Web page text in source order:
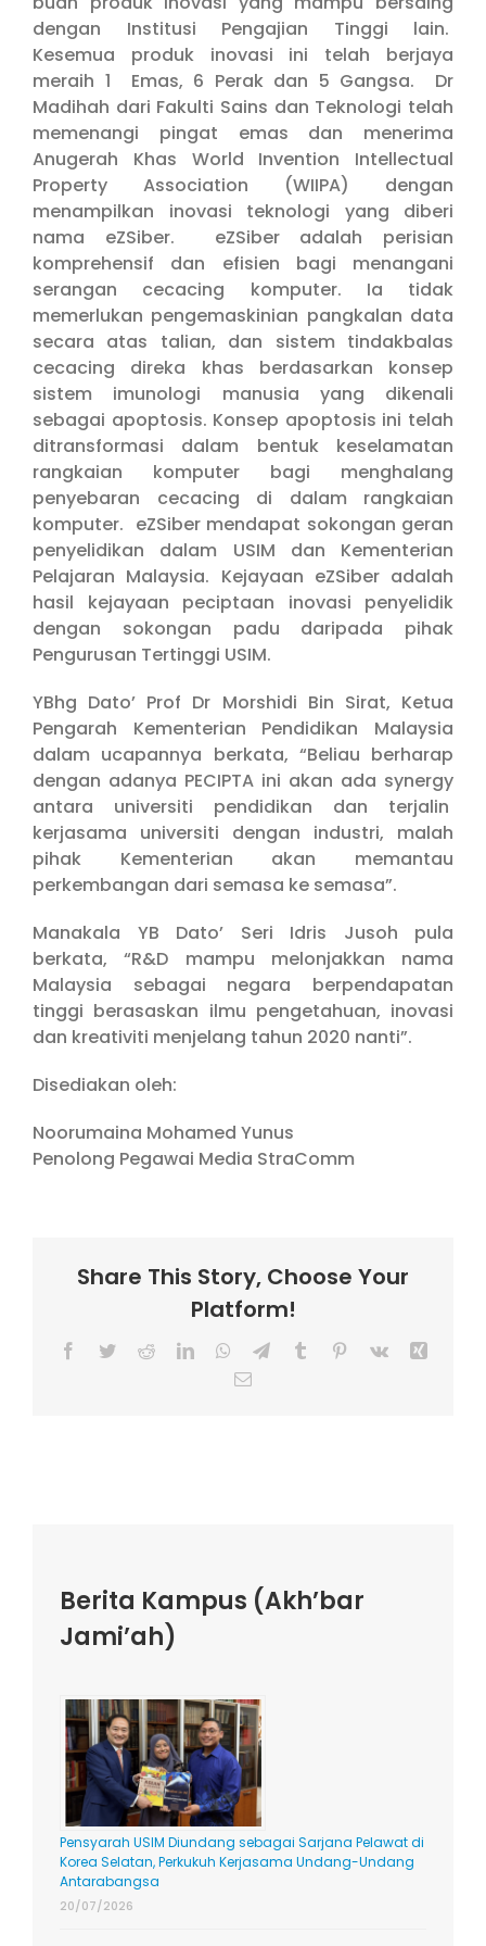
dengan Institusi Pengajian Tinggi lain.
Kesemua produk inovasi ini telah berjaya
meraih 1 Emas, 6 Perak dan 5 Gangsa. Dr
Madihah dari Fakulti Sains dan Teknologi telah
memenangi pingat emas dan menerima
Anugerah Khas World Invention Intellectual
Property Association (WIIPA) dengan
menampilkan inovasi teknologi yang diberi
nama eZSiber. eZSiber adalah perisian
komprehensif dan efisien bagi menangani
serangan cecacing komputer. Ia tidak
memerlukan pengemaskinian pangkalan data
secara atas talian, dan sistem tindakbalas
cecacing direka khas berdasarkan konsep
sistem imunologi manusia yang dikenali
sebagai apoptosis. Konsep apoptosis ini telah
ditransformasi dalam bentuk keselamatan
rangkaian komputer bagi menghalang
penyebaran cecacing di dalam rangkaian
komputer. eZSiber mendapat sokongan geran
penyelidikan dalam USIM dan Kementerian
Pelajaran Malaysia. Kejayaan eZSiber adalah
hasil kejayaan peciptaan inovasi penyelidik
dengan sokongan padu daripada pihak
Pengurusan Tertinggi USIM.
YBhg Dato’ Prof Dr Morshidi Bin Sirat, Ketua
Pengarah Kementerian Pendidikan Malaysia
dalam ucapannya berkata, “Beliau berharap
dengan adanya PECIPTA ini akan ada synergy
antara universiti pendidikan dan terjalin
kerjasama universiti dengan industri, malah
pihak Kementerian akan memantau
perkembangan dari semasa ke semasa”.
Manakala YB Dato’ Seri Idris Jusoh pula
berkata, “R&D mampu melonjakkan nama
Malaysia sebagai negara berpendapatan
tinggi berasaskan ilmu pengetahuan, inovasi
dan kreativiti menjelang tahun 2020 nanti”.
Disediakan oleh:
Noorumaina Mohamed Yunus
Penolong Pegawai Media StraComm
Share This Story, Choose Your
Platform!
Facebook
TwitterRedditLinkedInWhatsApp
TelegramTumblr Pinterest
Vk
Email
Berita Kampus (Akh’bar
Jami’ah)
Pensyarah USIM Diundang sebagai Sarjana Pelawat di
Korea Selatan, Perkukuh Kerjasama Undang-Undang
Antarabangsa
20/07/2026